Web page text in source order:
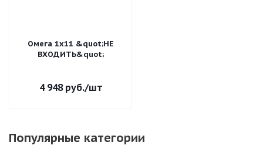
Омега 1х11 &quot;НЕ
ВХОДИТЬ&quot;
4 948руб./шт
Популярные категории